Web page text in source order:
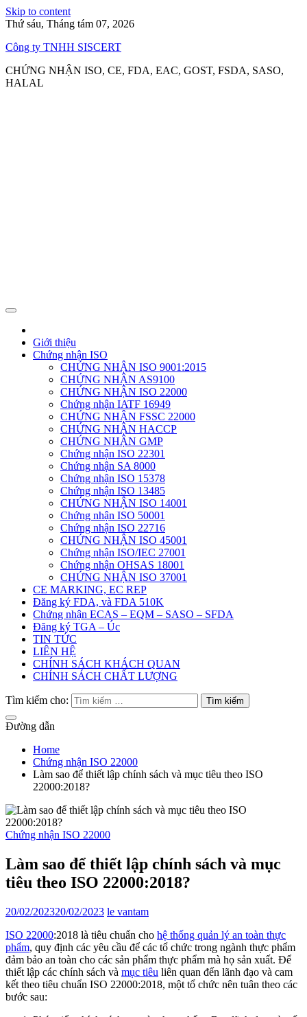
Skip to content
Thứ sáu, Tháng tám 07, 2026
Công ty TNHH SISCERT
CHỨNG NHẬN ISO, CE, FDA, EAC, GOST, FSDA, SASO,
HALAL
Giới thiệu
Chứng nhận ISO
CHỨNG NHẬN ISO 9001:2015
CHỨNG NHẬN AS9100
CHỨNG NHẬN ISO 22000
Chứng nhận IATF 16949
CHỨNG NHẬN FSSC 22000
CHỨNG NHẬN HACCP
CHỨNG NHẬN GMP
Chứng nhận ISO 22301
Chứng nhận SA 8000
Chứng nhận ISO 15378
Chứng nhận ISO 13485
CHỨNG NHẬN ISO 14001
Chứng nhận ISO 50001
Chứng nhận ISO 22716
CHỨNG NHẬN ISO 45001
Chứng nhận ISO/IEC 27001
Chứng nhận OHSAS 18001
CHỨNG NHẬN ISO 37001
CE MARKING, EC REP
Đăng ký FDA, và FDA 510K
Chứng nhận ECAS – EQM – SASO – SFDA
Đăng ký TGA – Úc
TIN TỨC
LIÊN HỆ
CHÍNH SÁCH KHÁCH QUAN
CHÍNH SÁCH CHẤT LƯỢNG
Tìm kiếm cho:
Đường dẫn
Home
Chứng nhận ISO 22000
Làm sao để thiết lập chính sách và mục tiêu theo ISO
22000:2018?
Chứng nhận ISO 22000
Làm sao để thiết lập chính sách và mục
tiêu theo ISO 22000:2018?
20/02/202320/02/2023 le vantam
ISO 22000:2018 là tiêu chuẩn cho hệ thống quản lý an toàn thực
phẩm, quy định các yêu cầu để các tổ chức trong ngành thực phẩm
đảm bảo an toàn cho các sản phẩm thực phẩm mà họ sản xuất. Để
thiết lập các chính sách và mục tiêu liên quan đến lãnh đạo và cam
kết theo tiêu chuẩn ISO 22000:2018, một tổ chức nên tuân theo các
bước sau: